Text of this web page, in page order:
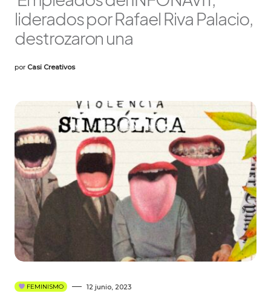
liderados por Rafael Riva Palacio,
destrozaron una
por Casi Creativos
FEMINISMO 12 junio, 2023